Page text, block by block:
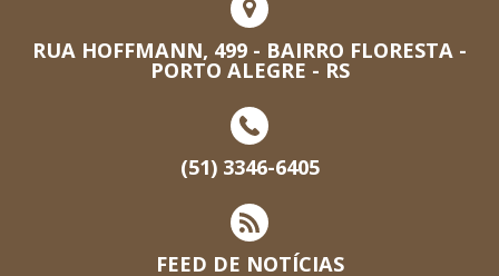
RUA HOFFMANN, 499 - BAIRRO FLORESTA -
PORTO ALEGRE - RS
(51) 3346-6405
FEED DE NOTÍCIAS